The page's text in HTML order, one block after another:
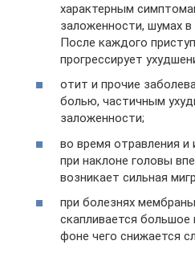
характерным
заложенности, шумах в
После каждого
прогрессирует
отит и прочие
болью, частичным
заложенности;
во время отравления и
при наклоне головы
возникает сильная
при болезнях
скапливается
фоне чего снижается